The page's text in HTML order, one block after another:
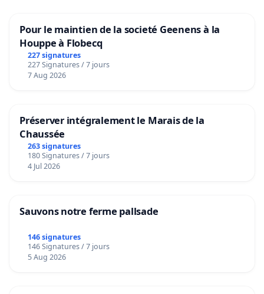
Pour le maintien de la societé Geenens à la
Houppe à Flobecq
227 signatures
227 Signatures / 7 jours
7 Aug 2026
Préserver intégralement le Marais de la
Chaussée
263 signatures
180 Signatures / 7 jours
4 Jul 2026
Sauvons notre ferme pallsade
146 signatures
146 Signatures / 7 jours
5 Aug 2026